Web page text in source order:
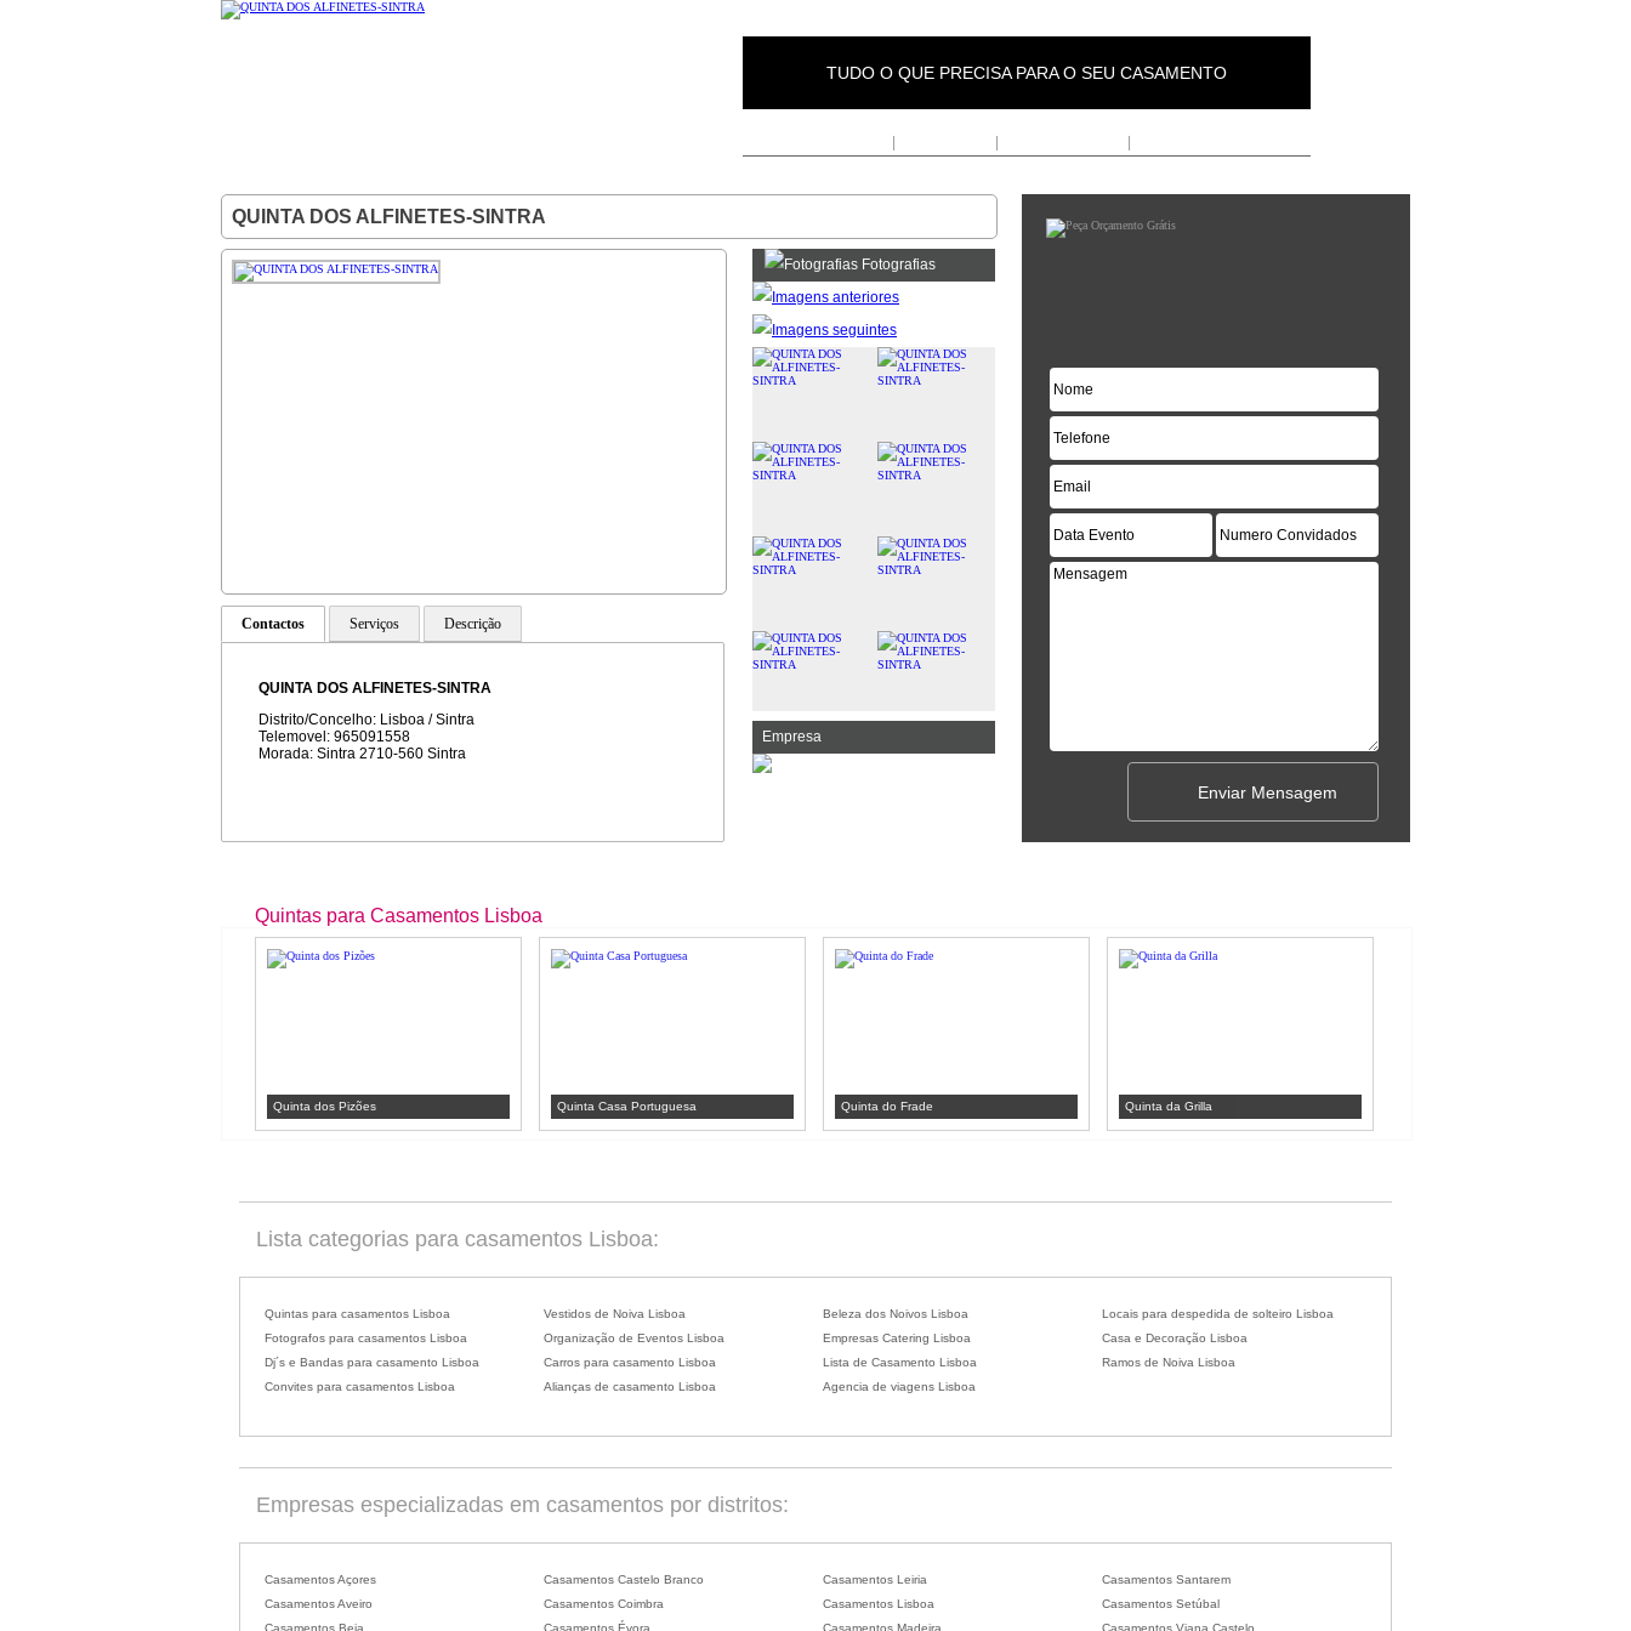
TUDO O QUE PRECISA PARA O SEU CASAMENTO
QUINTA DOS ALFINETES-SINTRA
Contactos Serviços Descrição
QUINTA DOS ALFINETES-SINTRA
Distrito/Concelho: Lisboa / Sintra
Telemovel: 965091558
Morada: Sintra 2710-560 Sintra
Fotografias
Empresa
Quintas para Casamentos Lisboa
Quinta dos Pizões Quinta Casa Portuguesa Quinta do Frade Quinta da Grilla
Lista categorias para casamentos Lisboa:
Quintas para casamentos Lisboa
Fotografos para casamentos Lisboa
Dj´s e Bandas para casamento Lisboa
Convites para casamentos Lisboa
Vestidos de Noiva Lisboa
Organização de Eventos Lisboa
Carros para casamento Lisboa
Alianças de casamento Lisboa
Beleza dos Noivos Lisboa
Empresas Catering Lisboa
Lista de Casamento Lisboa
Agencia de viagens Lisboa
Locais para despedida de solteiro Lisboa
Casa e Decoração Lisboa
Ramos de Noiva Lisboa
Empresas especializadas em casamentos por distritos:
Casamentos Açores
Casamentos Aveiro
Casamentos Beja
Casamentos Castelo Branco
Casamentos Coimbra
Casamentos Évora
Casamentos Leiria
Casamentos Lisboa
Casamentos Madeira
Casamentos Santarem
Casamentos Setúbal
Casamentos Viana Castelo